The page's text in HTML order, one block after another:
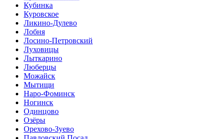
Кубинка
Куровское
Ликино-Дулево
Лобня
Лосино-Петровский
Луховицы
Лыткарино
Люберцы
Можайск
Мытищи
Наро-Фоминск
Ногинск
Одинцово
Озёры
Орехово-Зуево